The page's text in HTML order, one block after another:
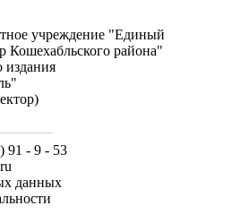
учреждение "Единый
района"
издания
91 - 9 - 53
данных